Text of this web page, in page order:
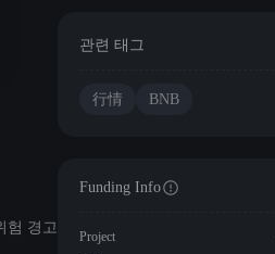
험 경고
관련 태그
行情 BNB
Funding Info
Project